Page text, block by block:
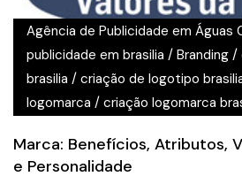
Agência de Publicidade em Águas
publicidade em brasilia / Branding /
brasilia / criação de logotipo
logomarca / criação logomarca
Marca: Benefícios, Atributos,
e Personalidade